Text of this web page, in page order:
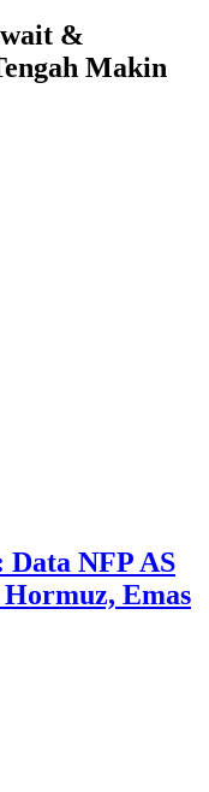
&
Makin
NFP AS
Emas